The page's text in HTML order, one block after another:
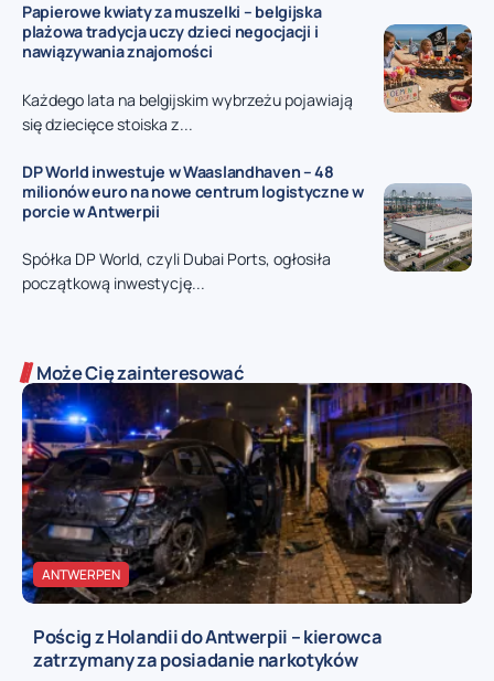
Papierowe kwiaty za muszelki – belgijska
plażowa tradycja uczy dzieci negocjacji i
nawiązywania znajomości
Każdego lata na belgijskim wybrzeżu pojawiają
się dziecięce stoiska z...
DP World inwestuje w Waaslandhaven – 48
milionów euro na nowe centrum logistyczne w
porcie w Antwerpii
Spółka DP World, czyli Dubai Ports, ogłosiła
początkową inwestycję...
Może Cię zainteresować
ANTWERPEN
Pościg z Holandii do Antwerpii – kierowca
zatrzymany za posiadanie narkotyków